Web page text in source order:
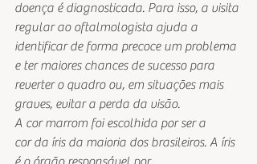
doença é diagnosticada. Para isso, a visita
regular ao oftalmologista ajuda a
identificar de forma precoce um problema
e ter maiores chances de sucesso para
reverter o quadro ou, em situações mais
graves, evitar a perda da visão.
A cor marrom foi escolhida por ser a
cor da íris da maioria dos brasileiros. A íris